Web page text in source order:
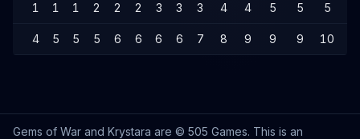
1 1 1 2 2 2 3 3 3 4 4 5 5 5
4 5 5 5 6 6 6 6 7 8 9 9 9 10
Gems of War and Krystara are © 505 Games. This is an